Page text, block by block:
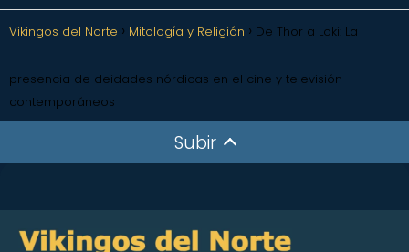
Vikingos del Norte Mitología y Religión De Thor a Loki: La
presencia de deidades nórdicas en el cine y televisión
contemporáneos
Subir